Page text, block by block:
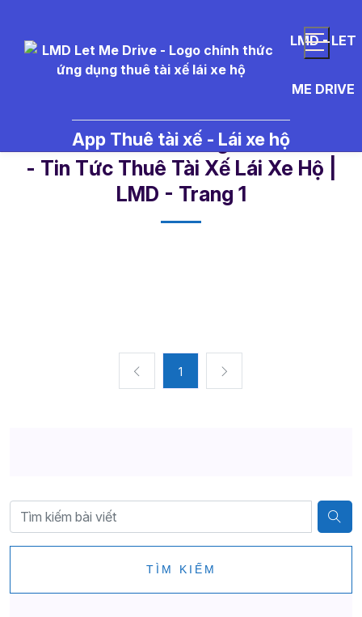
LMD - LET
ME DRIVE
App Thuê tài xế - Lái xe hộ
- Tin Tức Thuê Tài Xế Lái Xe Hộ |
LMD - Trang 1​
1
TÌM KIẾM